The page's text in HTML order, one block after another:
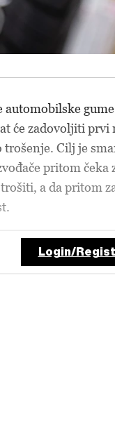
automobilske
će zadovoljiti prvi
Cilj je
pritom čeka
a da pritom
Login/